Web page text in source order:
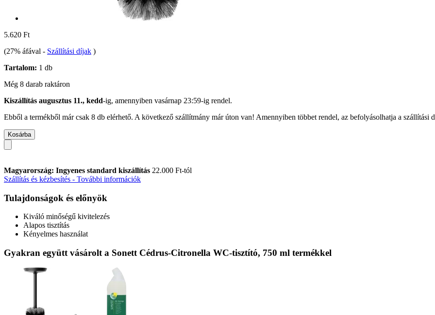
5.620 Ft
(27% áfával - Szállítási díjak )
Tartalom: 1 db
Még 8 darab raktáron
Kiszállítás augusztus 11., kedd-ig, amennyiben vasárnap 23:59-ig rendel.
Ebből a termékből már csak 8 db elérhető. A következő szállítmány már úton van! Amennyiben többet rendel, az befolyásolhatja a szállítási
Kosárba
Magyarország: Ingyenes standard kiszállítás 22.000 Ft-tól
Szállítás és kézbesítés - További információk
Tulajdonságok és előnyök
Kiváló minőségű kivitelezés
Alapos tisztítás
Kényelmes használat
Gyakran együtt vásárolt a Sonett Cédrus-Citronella WC-tisztító, 750 ml termékkel